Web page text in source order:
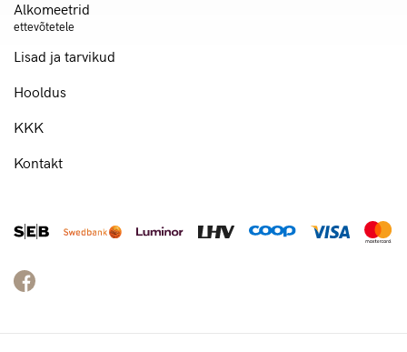
Alkomeetrid
ettevõtetele
Lisad ja tarvikud
Hooldus
KKK
Kontakt